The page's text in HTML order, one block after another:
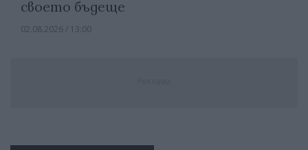
своето бъдеще
02.08.2026 / 13:00